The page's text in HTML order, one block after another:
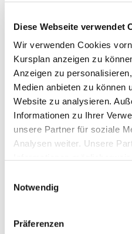
Diese Webseite verwendet
Wir verwenden Cookies
Kursplan anzeigen zu
Anzeigen zu
Medien anbieten zu können
Website zu analysieren.
Informationen zu Ihrer
unsere Partner für soziale
Analysen weiter. Unsere
sie im Rahmen Ihrer
Notwendig
Präferenzen
Geschichte des Yoga
Hinduismus
Immersion
Krishnamacharya
Mantra
Mythologie
Nutzen des
Pattabhi Jois
Pema
Selbstwert
Siddartha